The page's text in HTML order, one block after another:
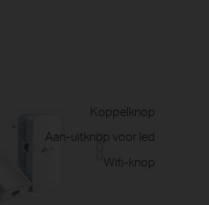
Koppelknop
Aan-uitknop voor led
Wifi-knop